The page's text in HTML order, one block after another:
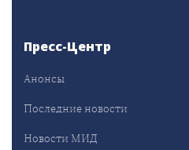
Пресс-Центр
Анонсы
Последние новости
Новости МИД